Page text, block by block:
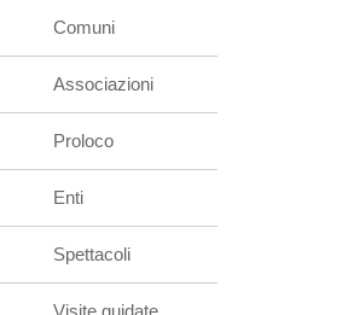
Comuni
Associazioni
Proloco
Enti
Spettacoli
Visite guidate